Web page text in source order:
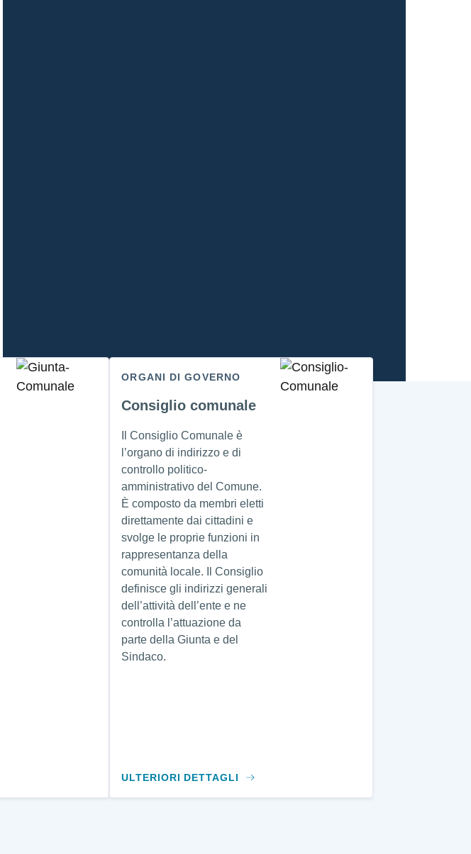
ORGANI DI GOVERNO
Consiglio comunale
Il Consiglio Comunale è
l’organo di indirizzo e di
controllo politico-
amministrativo del Comune.
È composto da membri eletti
direttamente dai cittadini e
svolge le proprie funzioni in
rappresentanza della
comunità locale. Il Consiglio
definisce gli indirizzi generali
dell’attività dell’ente e ne
controlla l’attuazione da
parte della Giunta e del
Sindaco.
ULTERIORI DETTAGLI